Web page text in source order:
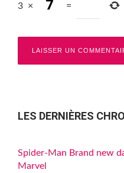
3 × =
LES DERNIÈRES
Spider-Man Brand new
Marvel